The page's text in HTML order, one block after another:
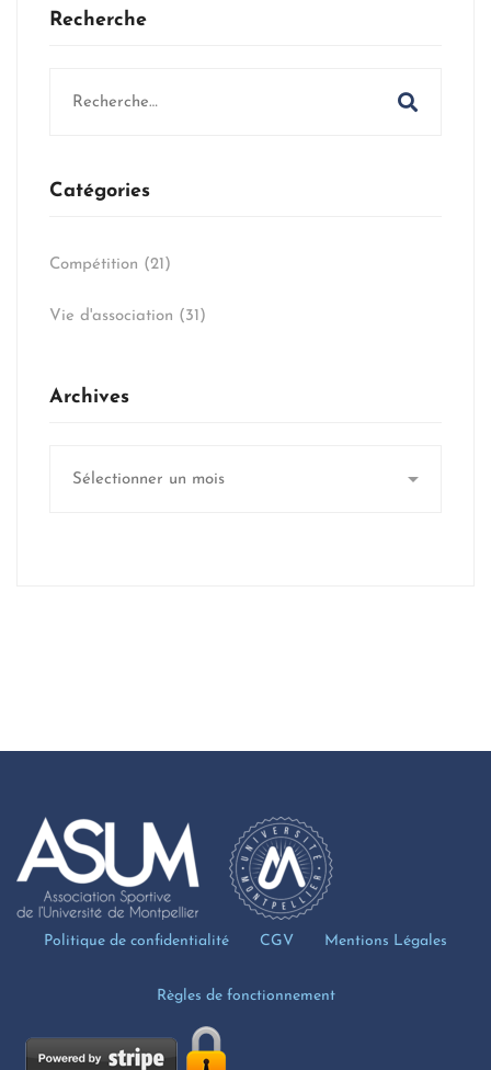
Recherche
Catégories
Compétition (21)
Vie d'association (31)
Archives
Politique de confidentialité CGV Mentions Légales
Règles de fonctionnement